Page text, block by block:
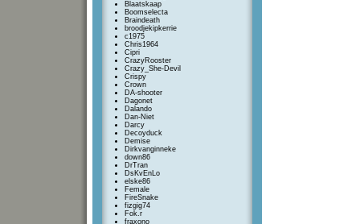
Blaatskaap
Boomselecta
Braindeath
broodjekipkerrie
c1975
Chris1964
Cipri
CrazyRooster
Crazy_She-Devil
Crispy
Crown
DA-shooter
Dagonet
Dalando
Dan-Niet
Darcy
Decoyduck
Demise
Dirkvanginneke
down86
DrTran
DsKvEnLo
elske86
Female
FireSnake
fizgig74
Fok.r
fraxono